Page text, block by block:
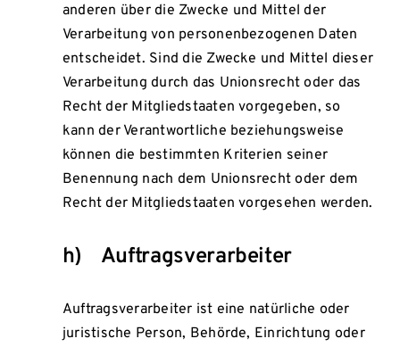
anderen über die Zwecke und Mittel der
Verarbeitung von personenbezogenen Daten
entscheidet. Sind die Zwecke und Mittel dieser
Verarbeitung durch das Unionsrecht oder das
Recht der Mitgliedstaaten vorgegeben, so
kann der Verantwortliche beziehungsweise
können die bestimmten Kriterien seiner
Benennung nach dem Unionsrecht oder dem
Recht der Mitgliedstaaten vorgesehen werden.
h) Auftragsverarbeiter
Auftragsverarbeiter ist eine natürliche oder
juristische Person, Behörde, Einrichtung oder